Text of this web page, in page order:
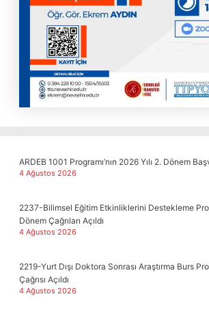
ARDEB 1001 Programı’nın 2026 Yılı 2. Dönem
4 Ağustos 2026
2237-Bilimsel Eğitim Etkinliklerini Destekleme
Dönem Çağrıları Açıldı
4 Ağustos 2026
2219-Yurt Dışı Doktora Sonrası Araştırma Burs
Çağrısı Açıldı
4 Ağustos 2026